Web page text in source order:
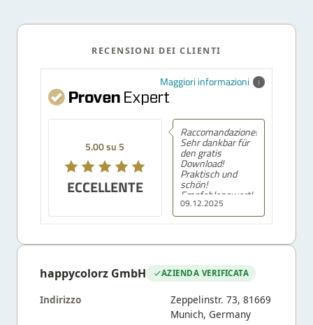
RECENSIONI DEI CLIENTI
Maggiori informazioni
5.00 su 5
ECCELLENTE
09.12.2025
Raccomandazione!
Sehr dankbar für
den gratis
Download!
Praktisch und
schön!
Empfehlenswert!
happycolorz GmbH AZIENDA VERIFICATA
Indirizzo
Zeppelinstr. 73, 81669
Munich, Germany